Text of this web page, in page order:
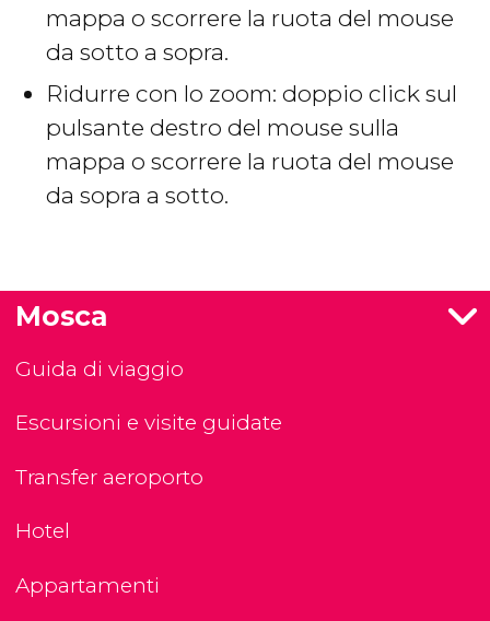
mappa o scorrere la ruota del mouse
da sotto a sopra.
Ridurre con lo zoom: doppio click sul
pulsante destro del mouse sulla
mappa o scorrere la ruota del mouse
da sopra a sotto.
Mosca
Guida di viaggio
Escursioni e visite guidate
Transfer aeroporto
Hotel
Appartamenti